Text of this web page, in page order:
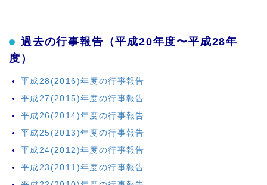
過去の行事報告（平成20年度〜平成28年
度）
平成28(2016)年度の行事報告
平成27(2015)年度の行事報告
平成26(2014)年度の行事報告
平成25(2013)年度の行事報告
平成24(2012)年度の行事報告
平成23(2011)年度の行事報告